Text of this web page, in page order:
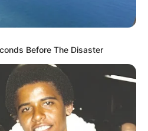
commence à Londres
Before The Disaster